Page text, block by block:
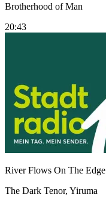
Brotherhood of Man
20:43
River Flows On The Edge
The Dark Tenor, Yiruma